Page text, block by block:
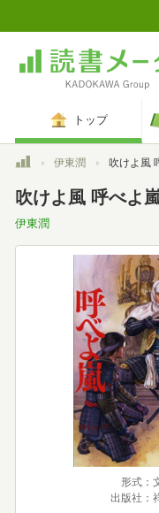
トップ
トップ伊東潤 吹けよ風
吹けよ風 呼べよ
伊東潤
形式：
出版社：